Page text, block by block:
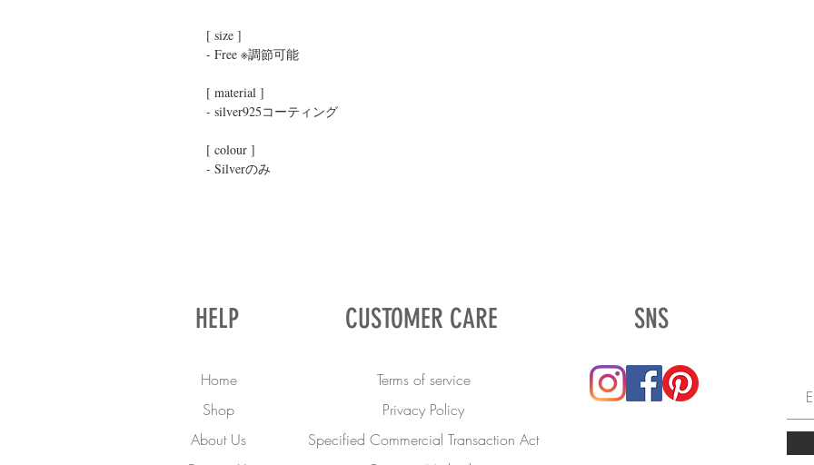
[ size ]
- Free ※調節可能
[ material ]
- silver925コーティング
[ colour ]
- Silverのみ
HELP
Home
Shop
About Us
CUSTOMER CARE
Terms of service
Privacy Policy
Specified Commercial Transaction Act
SNS